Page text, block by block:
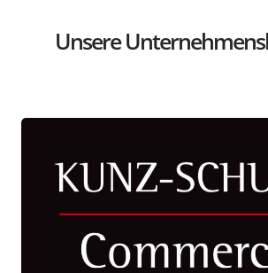
Unsere